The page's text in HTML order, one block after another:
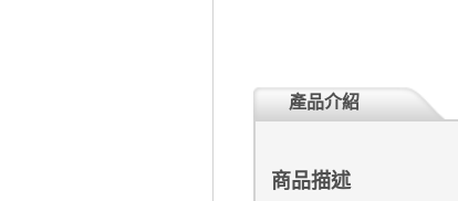
產品介紹
商品描述